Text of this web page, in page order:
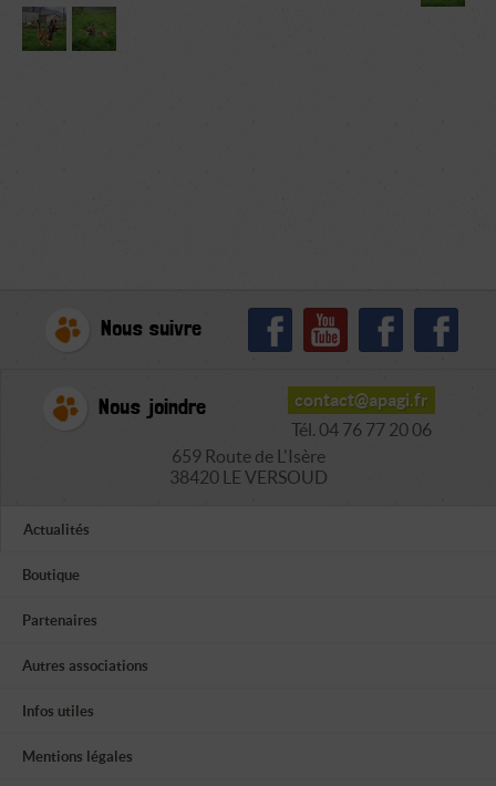
Nous suivre
Nous joindre
contact@apagi.fr
Tél. 04 76 77 20 06
659 Route de L'Isère
38420 LE VERSOUD
Actualités
Boutique
Partenaires
Autres associations
Infos utiles
Mentions légales